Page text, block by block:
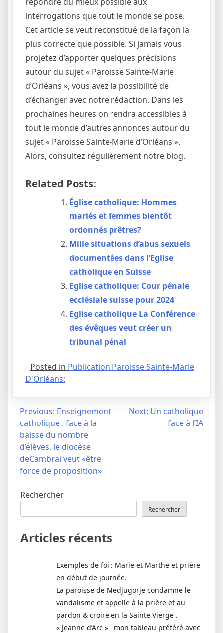
répondre du mieux possible aux
interrogations que tout le monde se pose.
Cet article se veut reconstitué de la façon la
plus correcte que possible. Si jamais vous
projetez d’apporter quelques précisions
autour du sujet « Paroisse Sainte-Marie
d’Orléans », vous avez la possibilité de
d’échanger avec notre rédaction. Dans les
prochaines heures on rendra accessibles à
tout le monde d’autres annonces autour du
sujet « Paroisse Sainte-Marie d’Orléans ».
Alors, consultez régulièrement notre blog.
Related Posts:
Église catholique: Hommes
mariés et femmes bientôt
ordonnés prêtres?
Mille situations d’abus sexuels
documentées dans l’Eglise
catholique en Suisse
Eglise catholique: Cour pénale
ecclésiale suisse pour 2024
Eglise catholique La Conférence
des évêques veut créer un
tribunal pénal
Posted in Publication Paroisse Sainte-Marie
D'Orléans:
Navigation
l’article
Previous: Enseignement
catholique : face à la
baisse du nombre
d’élèves, le diocèse
deCambrai veut «être
force de proposition»
Next: Un catholique
face à l’IA
Rechercher
Rechercher
Articles récents
Exemples de foi : Marie et Marthe et prière
en début de journée.
La paroisse de Medjugorje condamne le
vandalisme et appelle à la prière et au
pardon & croire en la Sainte Vierge .
« Jeanne d’Arc » : mon tableau préféré avec